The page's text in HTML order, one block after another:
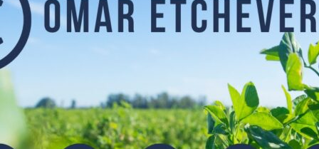
New Balance